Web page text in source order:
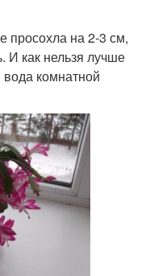
просохла на 2-3 см,
И как нельзя лучше
вода комнатной